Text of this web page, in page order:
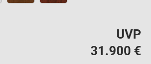
UVP
31.900 €